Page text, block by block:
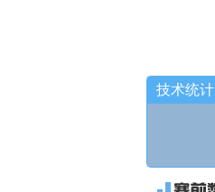
技术统计